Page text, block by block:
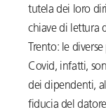
tutela dei loro
chiave di lettura
Trento: le
Covid, infatti,
dei dipendenti,
fiducia del